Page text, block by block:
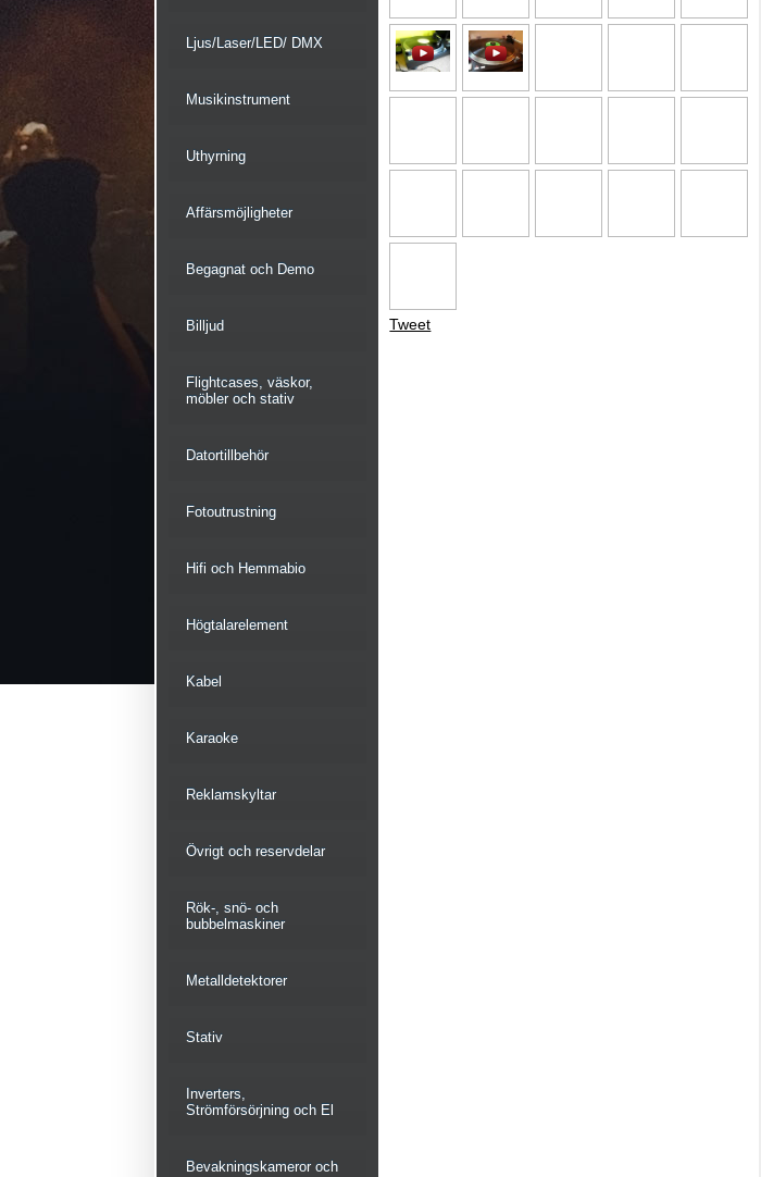
Ljus/Laser/LED/ DMX
Musikinstrument
Uthyrning
Affärsmöjligheter
Begagnat och Demo
Billjud
Flightcases, väskor,
möbler och stativ
Datortillbehör
Fotoutrustning
Hifi och Hemmabio
Högtalarelement
Kabel
Karaoke
Reklamskyltar
Övrigt och reservdelar
Rök-, snö- och
bubbelmaskiner
Metalldetektorer
Stativ
Inverters,
Strömförsörjning och El
Bevakningskameror och
Tweet